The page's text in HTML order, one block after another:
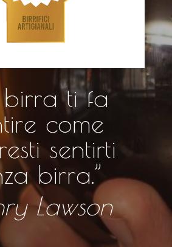
birra ti fa
come
sentirti
birra.”
Lawson